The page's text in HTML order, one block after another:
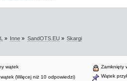
» Inne » SandOTS.EU » Skargi
wątek
(Więcej niż 10 odpowiedzi)
Zamknięty
Wątek